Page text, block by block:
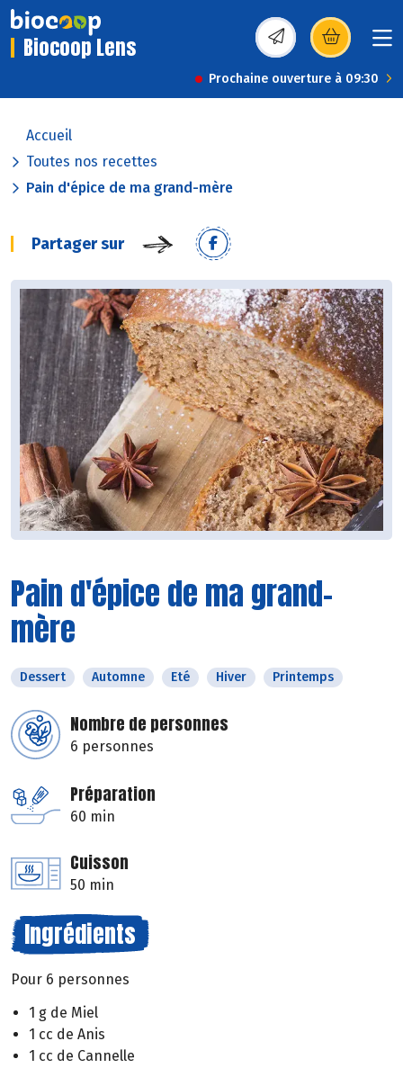
Biocoop Lens (s’ouvre dans une
Prochaine ouverture à 09:30
Accueil
Toutes nos recettes
Pain d'épice de ma grand-mère
Partager sur
Pain d'épice de ma grand-
mère
Dessert Automne Eté Hiver Printemps
Nombre de personnes
6 personnes
Préparation
60 min
Cuisson
50 min
Ingrédients
Pour 6 personnes
1 g de Miel
1 cc de Anis
1 cc de Cannelle